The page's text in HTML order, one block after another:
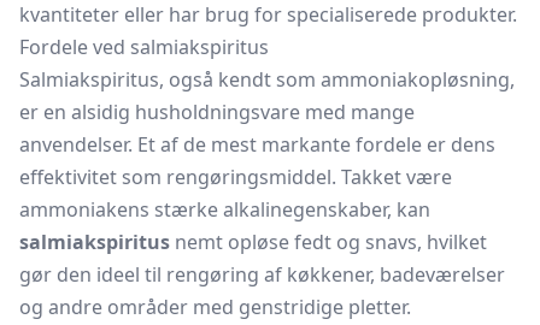
kvantiteter eller har brug for specialiserede produkter.
Fordele ved salmiakspiritus
Salmiakspiritus, også kendt som ammoniakopløsning,
er en alsidig husholdningsvare med mange
anvendelser. Et af de mest markante fordele er dens
effektivitet som rengøringsmiddel. Takket være
ammoniakens stærke alkalinegenskaber, kan
salmiakspiritus nemt opløse fedt og snavs, hvilket
gør den ideel til rengøring af køkkener, badeværelser
og andre områder med genstridige pletter.